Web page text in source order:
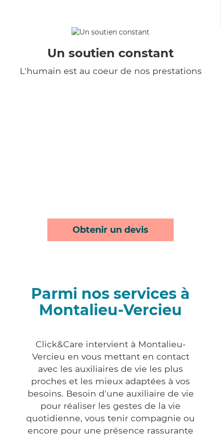
Un soutien constant
L'humain est au coeur de nos prestations
Obtenir un devis
Parmi nos services à
Montalieu-Vercieu
Click&Care intervient à Montalieu-
Vercieu en vous mettant en contact
avec les auxiliaires de vie les plus
proches et les mieux adaptées à vos
besoins. Besoin d'une auxiliaire de vie
pour réaliser les gestes de la vie
quotidienne, vous tenir compagnie ou
encore pour une présence rassurante